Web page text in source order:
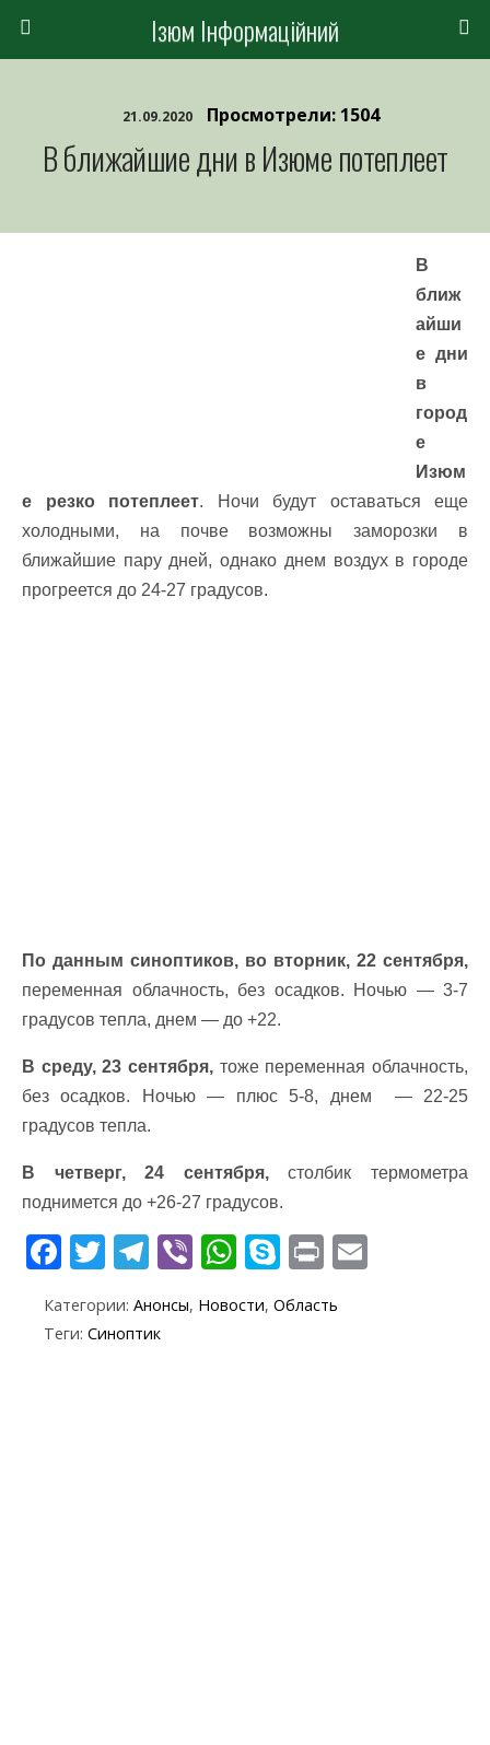
Ізюм Інформаційний
21.09.2020 Просмотрели: 1504
В ближайшие дни в Изюме потеплеет
В
ближ
айши
е дни
в
город
е
Изюм
е резко потеплеет. Ночи будут оставаться еще
холодными, на почве возможны заморозки в
ближайшие пару дней, однако днем воздух в городе
прогреется до 24-27 градусов.
По данным синоптиков, во вторник, 22 сентября,
переменная облачность, без осадков. Ночью — 3-7
градусов тепла, днем — до +22.
В среду, 23 сентября, тоже переменная облачность,
без осадков. Ночью — плюс 5-8, днем — 22-25
градусов тепла.
В четверг, 24 сентября,столбик термометра
поднимется до +26-27 градусов.
F
e
T
itt
T
e
Vi
er
W
at
S
k
y
Pr
t
Категории: Анонсы, Новости, Область
Теги: Синоптик